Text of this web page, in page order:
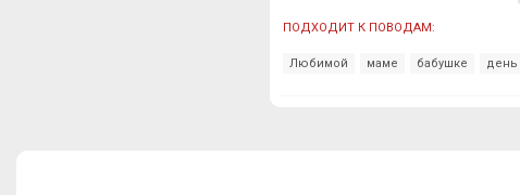
ПОДХОДИТ К ПОВОДАМ:
Любимой маме бабушке